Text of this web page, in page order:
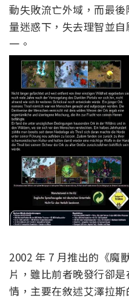
動失敗流亡外域，而最
量迷惑下，失去理智並
一。
2002 年 7 月推出的《魔
片，雖比前者晚發行卻
情，主要在敘述艾澤拉